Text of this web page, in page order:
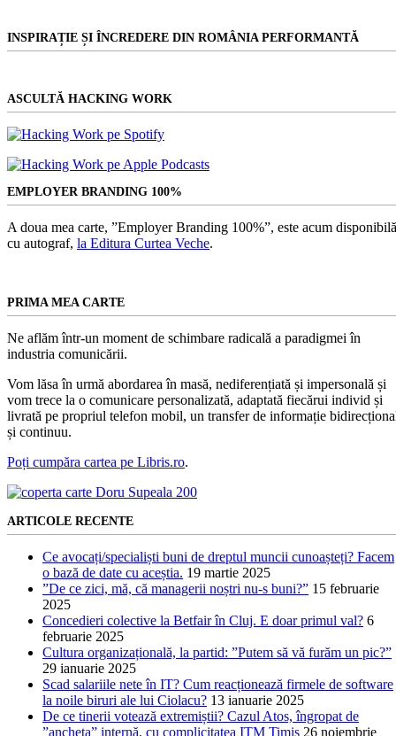
INSPIRAȚIE ȘI ÎNCREDERE DIN ROMÂNIA PERFORMANTĂ
ASCULTĂ HACKING WORK
EMPLOYER BRANDING 100%
A doua mea carte, ”Employer Branding 100%”, este acum
cu autograf, la Editura Curtea Veche.
PRIMA MEA CARTE
Ne aflăm într-un moment de schimbare radicală a paradigmei în
industria comunicării.
Vom lăsa în urmă abordarea în masă, nediferențiată și impersonală și
vom trece la o comunicare personalizată, adaptată fiecărui individ și
livrată pe propriul telefon mobil, un transfer de informație
și continuu.
Poți cumpăra cartea pe Libris.ro.
ARTICOLE RECENTE
Ce avocați/specialiști buni de dreptul muncii cunoașteți? Facem
o bază de date cu aceștia. 19 martie 2025
”De ce zici, mă, că managerii noștri nu-s buni?” 15 februarie
2025
Concedieri colective la Betfair în Cluj. E doar primul val? 6
februarie 2025
Cultura organizațională, la partid: ”Putem să vă furăm un pic?”
29 ianuarie 2025
Scad salariile nete în IT? Cum reacționează firmele de software
la noile biruri ale lui Ciolacu? 13 ianuarie 2025
De ce tinerii votează extremiștii? Cazul Atos, îngropat de
”ancheta” internă, cu complicitatea ITM Timiș 26 noiembrie